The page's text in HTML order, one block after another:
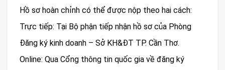
Hồ sơ hoàn chỉnh có thể được nộp theo hai cách:
Trực tiếp: Tại Bộ phận tiếp nhận hồ sơ của Phòng
Đăng ký kinh doanh – Sở KH&ĐT TP. Cần Thơ.
Online: Qua Cổng thông tin quốc gia về đăng ký